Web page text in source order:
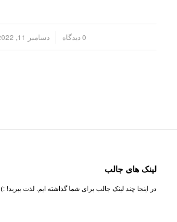
0 دیدگاه دسامبر 11, 2022
لینک های جالب
در اینجا چند لینک جالب برای شما گذاشته ایم. لذت ببرید! :)